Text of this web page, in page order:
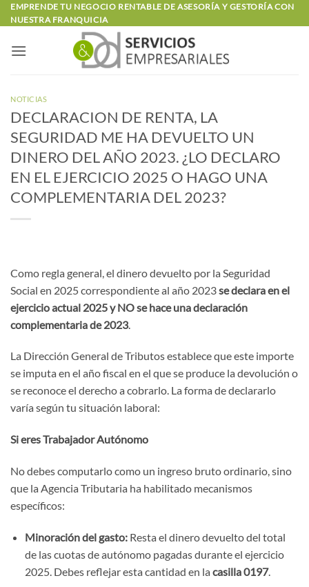
Saltar
al
EMPRENDE TU NEGOCIO RENTABLE DE ASESORÍA Y GESTORÍA CON
NUESTRA FRANQUICIA
NOTICIAS
DECLARACION DE RENTA, LA
SEGURIDAD ME HA DEVUELTO UN
DINERO DEL AÑO 2023. ¿LO DECLARO
EN EL EJERCICIO 2025 O HAGO UNA
COMPLEMENTARIA DEL 2023?
Como regla general, el dinero devuelto por la Seguridad
Social en 2025 correspondiente al año 2023se declara en el
ejercicio actual 2025 y NO se hace una declaración
complementaria de 2023.
La Dirección General de Tributos establece que este importe
se imputa en el año fiscal en el que se produce la devolución o
se reconoce el derecho a cobrarlo. La forma de declararlo
varía según tu situación laboral:
Si eres Trabajador Autónomo
No debes computarlo como un ingreso bruto ordinario, sino
que la Agencia Tributaria ha habilitado mecanismos
específicos:
Minoración del gasto:Resta el dinero devuelto del total
de las cuotas de autónomo pagadas durante el ejercicio
2025. Debes reflejar esta cantidad en la casilla 0197.